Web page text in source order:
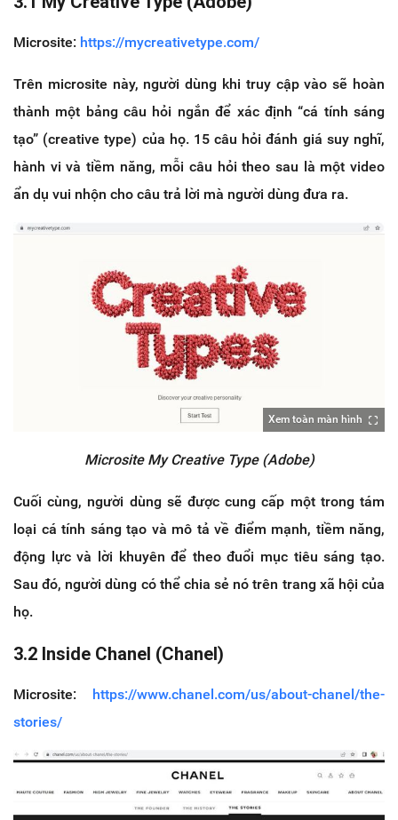
Microsite: https://mycreativetype.com/
Trên microsite này, người dùng khi truy cập vào sẽ hoàn
thành một bảng câu hỏi ngắn để xác định “cá tính sáng
tạo” (creative type) của họ. 15 câu hỏi đánh giá suy nghĩ,
hành vi và tiềm năng, mỗi câu hỏi theo sau là một video
ẩn dụ vui nhộn cho câu trả lời mà người dùng đưa ra.
Xem toàn màn hình
Microsite My Creative Type (Adobe)
Cuối cùng, người dùng sẽ được cung cấp một trong tám
loại cá tính sáng tạo và mô tả về điểm mạnh, tiềm năng,
động lực và lời khuyên để theo đuổi mục tiêu sáng tạo.
Sau đó, người dùng có thể chia sẻ nó trên trang xã hội của
họ.
3.2 Inside Chanel (Chanel)
Microsite: https://www.chanel.com/us/about-chanel/the-
stories/